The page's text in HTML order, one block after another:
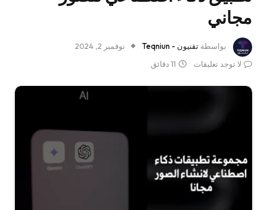
مجاني
بواسطة تقنيون - Teqniun
نوفمبر 2, 2024
لا توجد تعليقات
11 دقائق